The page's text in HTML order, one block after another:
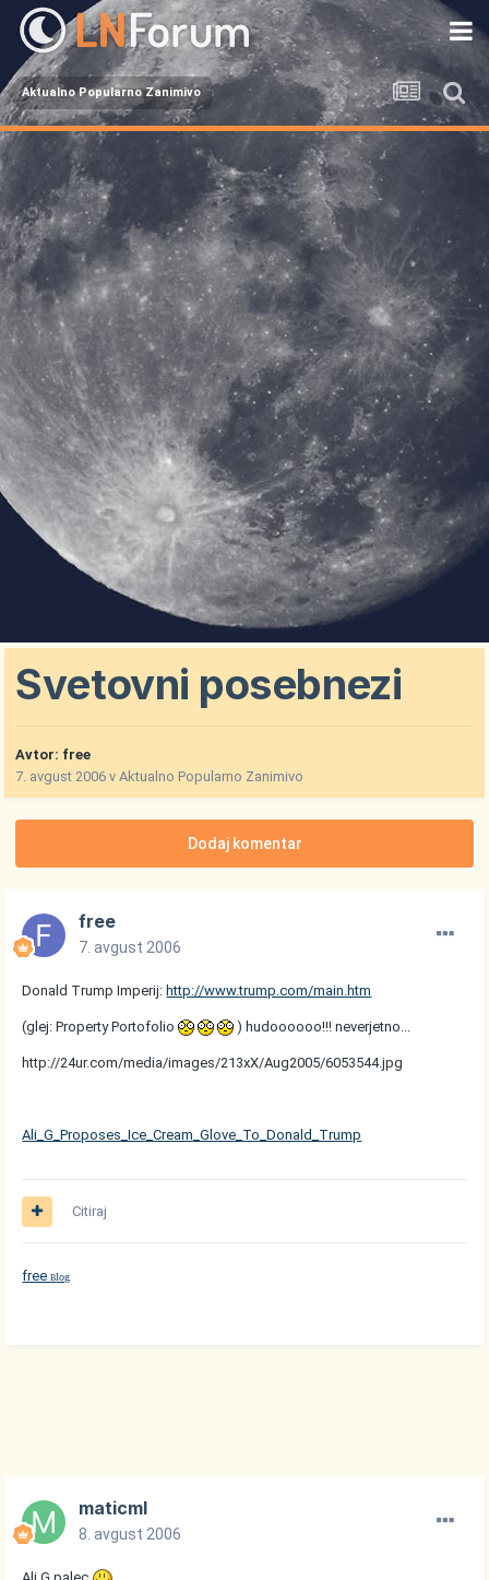
Aktualno Popularno Zanimivo
Svetovni posebnezi
Avtor: free
7. avgust 2006 vAktualno Popularno Zanimivo
Dodaj komentar
free
7. avgust 2006
Donald Trump Imperij: http://www.trump.com/main.htm
(glej: Property Portofolio ) hudoooooo!!! neverjetno...
http://24ur.com/media/images/213xX/Aug2005/6053544.jpg
Ali_G_Proposes_Ice_Cream_Glove_To_Donald_Trump
Citiraj
freeBlog
maticml
8. avgust 2006